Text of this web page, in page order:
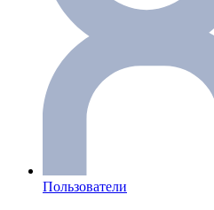
Пользователи